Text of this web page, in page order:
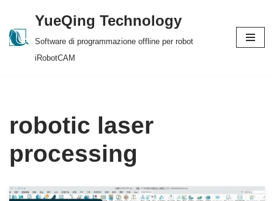
Skip
YueQing Technology
Software di programmazione offline per robot
iRobotCAM
robotic laser
processing